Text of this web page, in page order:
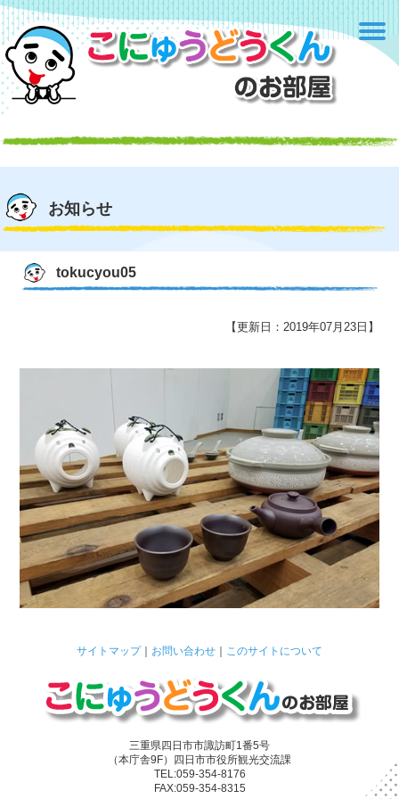
お知らせ
tokucyou05
【更新日：2019年07月23日】
サイトマップ｜ お問い合わせ このサイトについて
三重県四日市市諏訪町1番5号
（本庁舎9F）四日市市役所観光交流課
TEL:059-354-8176
FAX:059-354-8315